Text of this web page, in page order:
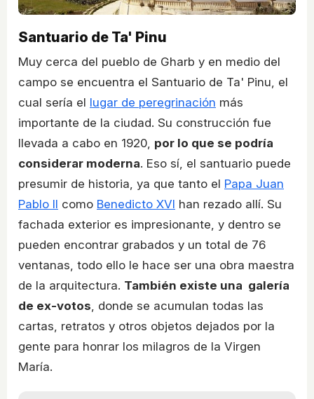
Santuario de Ta' Pinu
Muy cerca del pueblo de Gharb y en medio del
campo se encuentra el Santuario de Ta' Pinu, el
cual sería el lugar de peregrinación más
importante de la ciudad. Su construcción fue
llevada a cabo en 1920, por lo que se podría
considerar moderna. Eso sí, el santuario puede
presumir de historia, ya que tanto el Papa Juan
Pablo II como Benedicto XVI han rezado allí. Su
fachada exterior es impresionante, y dentro se
pueden encontrar grabados y un total de 76
ventanas, todo ello le hace ser una obra maestra
de la arquitectura. También existe una galería
de ex-votos , donde se acumulan todas las
cartas, retratos y otros objetos dejados por la
gente para honrar los milagros de la Virgen
María.